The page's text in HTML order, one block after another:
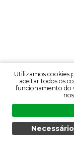
MENU
Utilizamos cookies
aceitar todos os
funcionamento do